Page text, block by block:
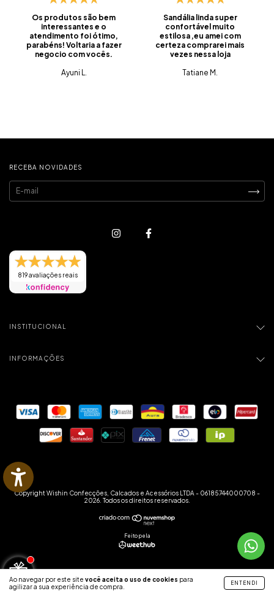
Ao navegar por este site você aceita o uso de cookies para
agilizar a sua experiência de compra.
ENTENDI
Os produtos são bem
interessantes e o
atendimento foi ótimo,
parabéns! Voltaria a fazer
negocio com vocês.
Ayuni L.
Sandália linda super
confortável muito
estilosa ,eu amei com
certeza comprarei mais
vezes nessa loja
Tatiane M.
RECEBA NOVIDADES
819 avaliações reais
INSTITUCIONAL
INFORMAÇÕES
Copyright Wishin Confecções, Calcados e Acessórios LTDA - 06185744000708 -
2026. Todos os direitos reservados.
Feito pela